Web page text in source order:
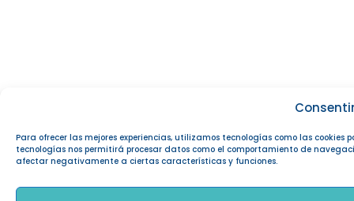
Para ofrecer las mejores experiencias, utilizamos tecnologías como las
tecnologías nos permitirá procesar datos como el comportamiento de
afectar negativamente a ciertas características y funciones.